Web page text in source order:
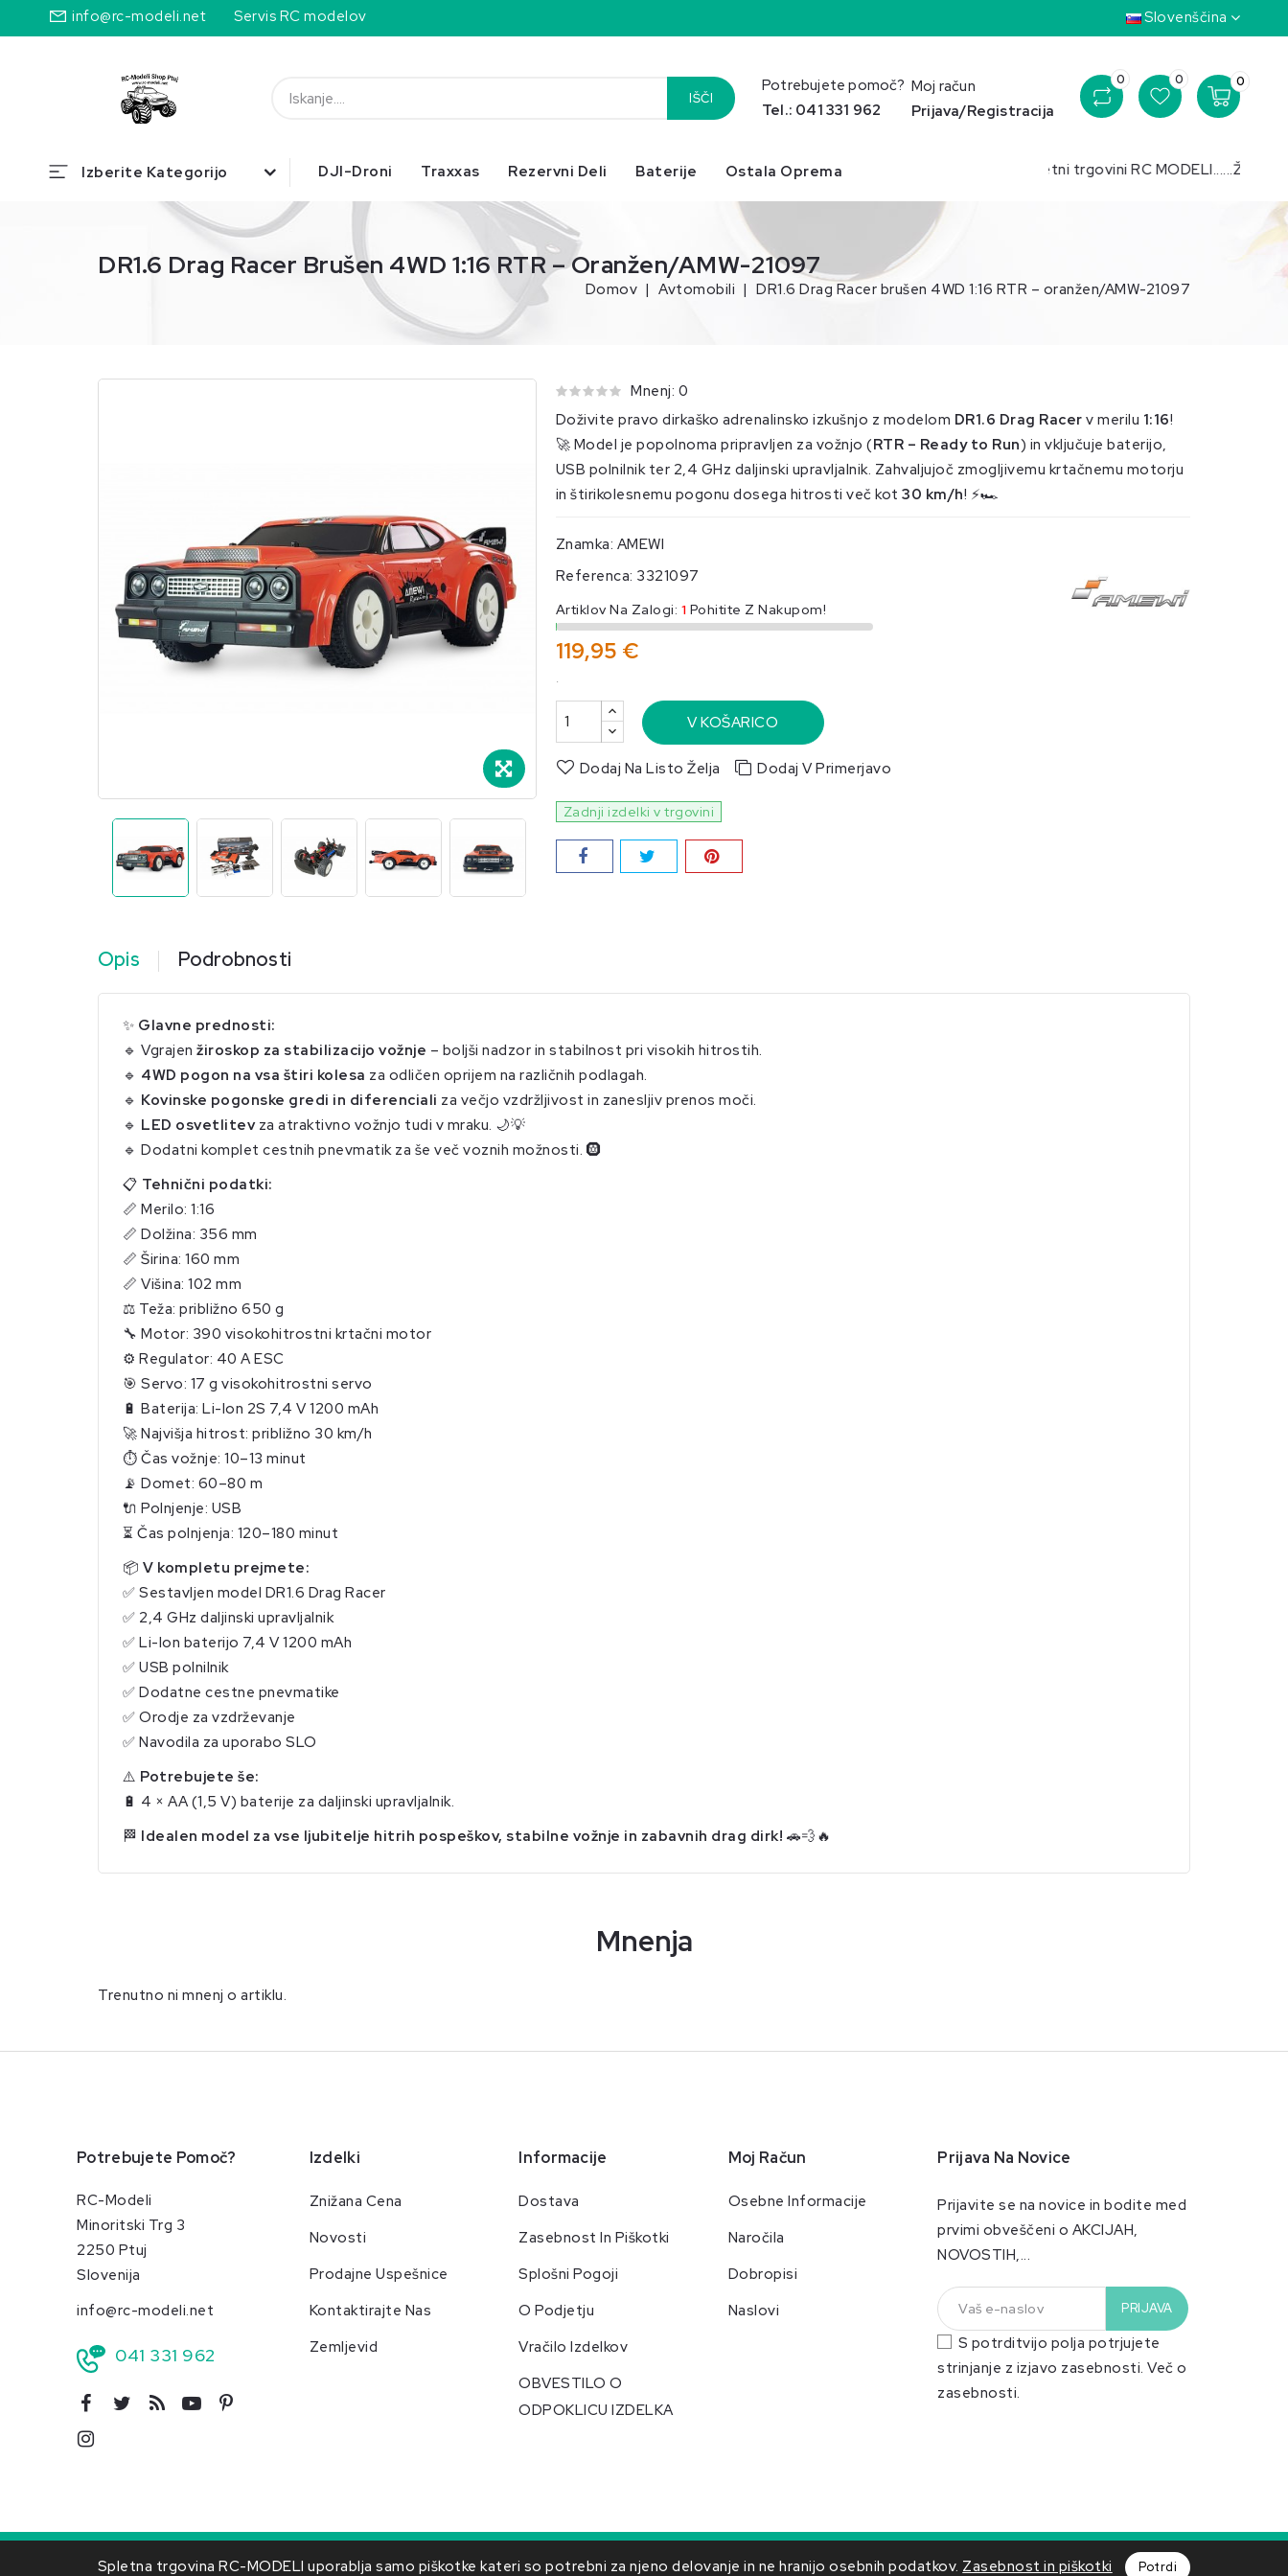
info@rc-modeli.net Servis RC modelov Slovenščina
0
0
0
Moj račun
Prijava/Registracija
IŠČI
Potrebujete pomoč?
Tel.: 041 331 962
Izberite Kategorijo DJI-Droni Traxxas Rezervni Deli Baterije Ostala Oprema Pozdravljeni v spletni trgovini RC MODELI......Želimo vam
DR1.6 Drag Racer Brušen 4WD 1:16 RTR – Oranžen/AMW-21097
Domov Avtomobili DR1.6 Drag Racer brušen 4WD 1:16 RTR – oranžen/AMW-21097
Mnenj: 0
Doživite pravo dirkaško adrenalinsko izkušnjo z modelom DR1.6 Drag Racer v merilu 1:16!
🚀 Model je popolnoma pripravljen za vožnjo (RTR – Ready to Run) in vključuje baterijo,
USB polnilnik ter 2,4 GHz daljinski upravljalnik. Zahvaljujoč zmogljivemu krtačnemu motorju
in štirikolesnemu pogonu dosega hitrosti več kot 30 km/h! ⚡🏎️
Znamka: AMEWI
Referenca: 3321097
Artiklov Na Zalogi: 1 Pohitite Z Nakupom!
119,95 €
.
V KOŠARICO
Dodaj Na Listo Želja Dodaj V Primerjavo
Zadnji izdelki v trgovini
Opis Podrobnosti
✨ Glavne prednosti:
🔹 Vgrajen žiroskop za stabilizacijo vožnje – boljši nadzor in stabilnost pri visokih hitrostih.
🔹 4WD pogon na vsa štiri kolesa za odličen oprijem na različnih podlagah.
🔹 Kovinske pogonske gredi in diferenciali za večjo vzdržljivost in zanesljiv prenos moči.
🔹 LED osvetlitevza atraktivno vožnjo tudi v mraku. 🌙💡
🔹 Dodatni komplet cestnih pnevmatik za še več voznih možnosti. 🛞
📋 Tehnični podatki:
📏 Merilo: 1:16
📏 Dolžina: 356 mm
📏 Širina: 160 mm
📏 Višina: 102 mm
⚖️ Teža: približno 650 g
🔧 Motor: 390 visokohitrostni krtačni motor
⚙️ Regulator: 40 A ESC
🎯 Servo: 17 g visokohitrostni servo
🔋 Baterija: Li-Ion 2S 7,4 V 1200 mAh
🚀 Najvišja hitrost: približno 30 km/h
⏱️ Čas vožnje: 10–13 minut
📡 Domet: 60–80 m
🔌 Polnjenje: USB
⏳ Čas polnjenja: 120–180 minut
📦 V kompletu prejmete:
✅ Sestavljen model DR1.6 Drag Racer
✅ 2,4 GHz daljinski upravljalnik
✅ Li-Ion baterijo 7,4 V 1200 mAh
✅ USB polnilnik
✅ Dodatne cestne pnevmatike
✅ Orodje za vzdrževanje
✅ Navodila za uporabo SLO
⚠️ Potrebujete še:
🔋 4 × AA (1,5 V) baterije za daljinski upravljalnik.
🏁 Idealen model za vse ljubitelje hitrih pospeškov, stabilne vožnje in zabavnih drag dirk! 🚗💨🔥
Mnenja
Trenutno ni mnenj o artiklu.
Potrebujete Pomoč?
RC-Modeli
Minoritski Trg 3
2250 Ptuj
Slovenija
info@rc-modeli.net
041 331 962
Izdelki
Znižana Cena
Novosti
Prodajne Uspešnice
Kontaktirajte Nas
Zemljevid
Informacije
Dostava
Zasebnost In Piškotki
Splošni Pogoji
O Podjetju
Vračilo Izdelkov
OBVESTILO O
ODPOKLICU IZDELKA
Moj Račun
Osebne Informacije
Naročila
Dobropisi
Naslovi
Prijava Na Novice
Prijavite se na novice in bodite med
prvimi obveščeni o AKCIJAH,
NOVOSTIH,...
S potrditvijo polja potrjujete
strinjanje z izjavo zasebnosti.Več o
zasebnosti.
Spletna trgovina RC-MODELI uporablja samo piškotke kateri so potrebni za njeno delovanje in ne hranijo osebnih podatkov. Zasebnost in piškotki Potrdi
O podjetju Dostava Splošni pogoji Obvestilo o odpoklicu izdelka © 2026 - Ecommerce software by PrestaShop™